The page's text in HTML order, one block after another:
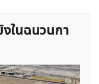
ในฉนวนกา